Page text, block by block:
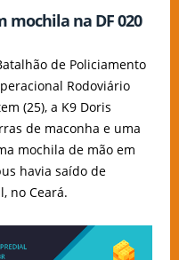
mochila na DF 020
de Policiamento
Rodoviário
(25), a K9 Doris
de maconha e uma
mochila de mão em
havia saído de
no Ceará.